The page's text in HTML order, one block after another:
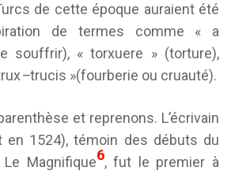
de cette époque auraient été
de termes comme « a
souffrir), « torxuere » (torture),
–trucis »(fourberie ou cruauté).
et reprenons. L’écrivain
en 1524), témoin des débuts du
Magnifique6, fut le premier à